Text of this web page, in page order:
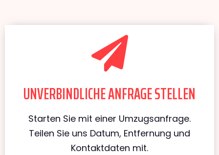
UNVERBINDLICHE ANFRAGE STELLEN
Starten Sie mit einer Umzugsanfrage.
Teilen Sie uns Datum, Entfernung und
Kontaktdaten mit.